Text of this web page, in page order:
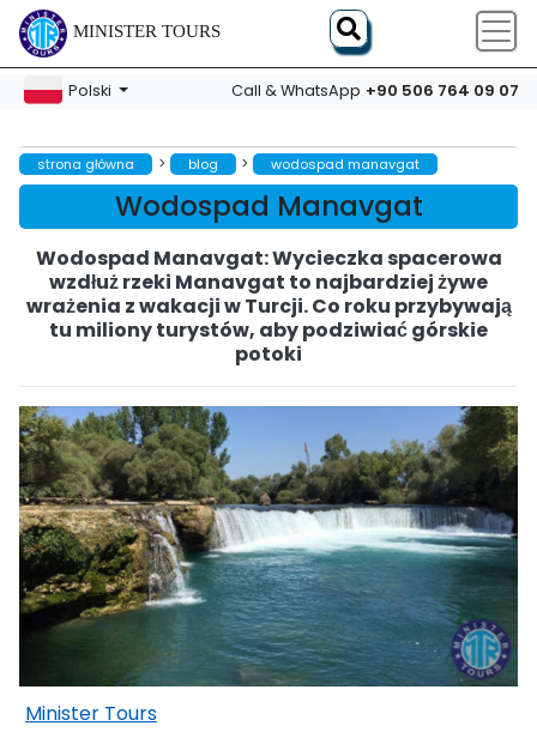
MINISTER TOURS
Polski Call & WhatsApp +90 506 764 09 07
strona główna > blog > wodospad manavgat
Wodospad Manavgat
Wodospad Manavgat: Wycieczka spacerowa
wzdłuż rzeki Manavgat to najbardziej żywe
wrażenia z wakacji w Turcji. Co roku przybywają
tu miliony turystów, aby podziwiać górskie
potoki
Minister Tours